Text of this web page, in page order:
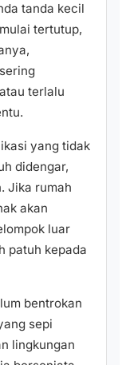
tanda kecil
tertutup,
terlalu
yang tidak
didengar,
Jika rumah
akan
luar
patuh kepada
bentrokan
sepi
lingkungan